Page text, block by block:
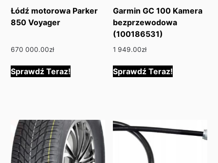
Łódź motorowa Parker
850 Voyager
670 000.00zł
Sprawdź Teraz!
Garmin GC 100 Kamera
bezprzewodowa
(100186531)
1 949.00zł
Sprawdź Teraz!